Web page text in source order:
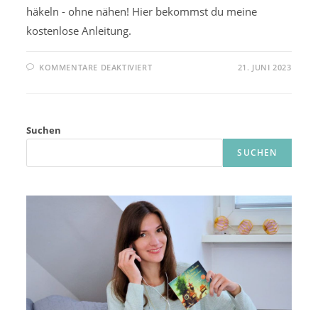
häkeln - ohne nähen! Hier bekommst du meine
kostenlose Anleitung.
KOMMENTARE DEAKTIVIERTFÜR 21. JUNI 2023
Suchen
SUCHEN